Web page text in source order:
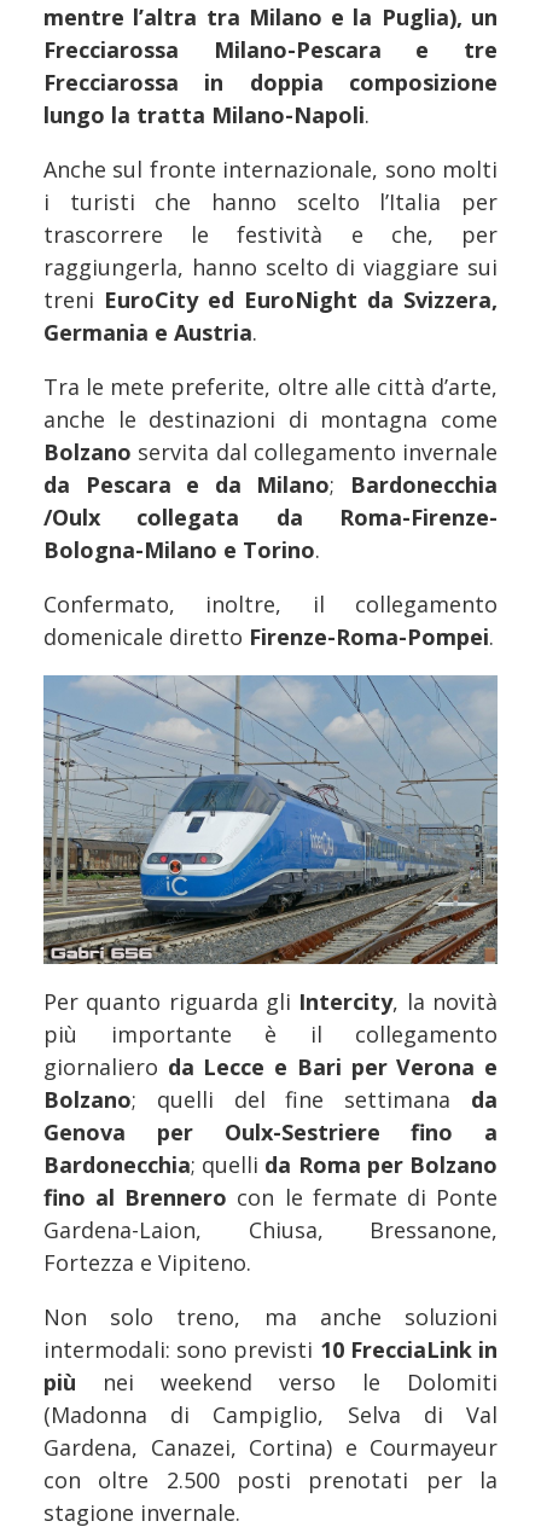
mentre l’altra tra Milano e la Puglia), un
Frecciarossa Milano-Pescara e tre
Frecciarossa in doppia composizione
lungo la tratta Milano-Napoli.
Anche sul fronte internazionale, sono molti
i turisti che hanno scelto l’Italia per
trascorrere le festività e che, per
raggiungerla, hanno scelto di viaggiare sui
treni EuroCity ed EuroNight da Svizzera,
Germania e Austria.
Tra le mete preferite, oltre alle città d’arte,
anche le destinazioni di montagna come
Bolzano servita dal collegamento invernale
da Pescara e da Milano; Bardonecchia
/Oulx collegata da Roma-Firenze-
Bologna-Milano e Torino.
Confermato, inoltre, il collegamento
domenicale diretto Firenze-Roma-Pompei.
Per quanto riguarda gli Intercity, la novità
più importante è il collegamento
giornaliero da Lecce e Bari per Verona e
Bolzano; quelli del fine settimana da
Genova per Oulx-Sestriere fino a
Bardonecchia; quelli da Roma per Bolzano
fino al Brennero con le fermate di Ponte
Gardena-Laion, Chiusa, Bressanone,
Fortezza e Vipiteno.
Non solo treno, ma anche soluzioni
intermodali: sono previsti 10 FrecciaLink in
più nei weekend verso le Dolomiti
(Madonna di Campiglio, Selva di Val
Gardena, Canazei, Cortina) e Courmayeur
con oltre 2.500 posti prenotati per la
stagione invernale.